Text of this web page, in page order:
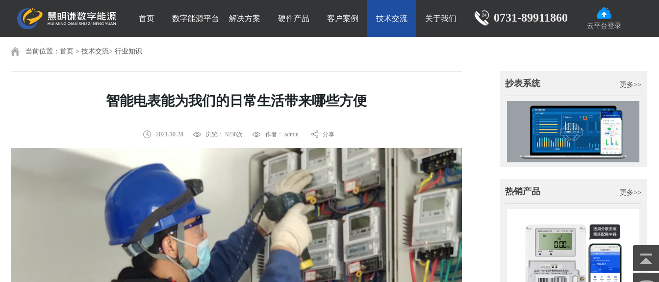
云平台登录
0731-89911860
首页 数字能源平台 解决方案 硬件产品 客户案例 技术交流 关于我们
当前位置： 首页 > 技术交流> 行业知识
智能电表能为我们的日常生活带来哪些方便
2021-10-28 浏览： 5236次 作者： admin 分享
抄表系统 更多>>
热销产品 更多>>